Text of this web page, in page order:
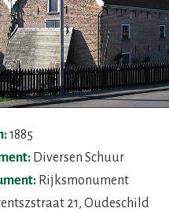
1885
Diversen Schuur
Rijksmonument
21, Oudeschild